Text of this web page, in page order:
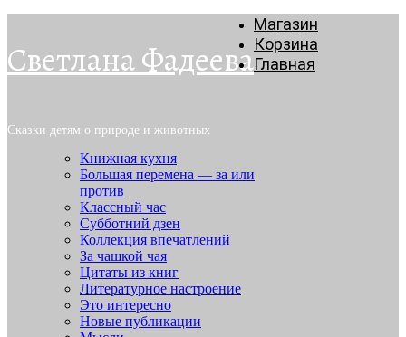
Светлана Фадеева
Сказки детям о природе и животных
Магазин
Корзина
Главная
Книжная кухня
Большая перемена — за или
против
Классный час
Субботний дзен
Коллекция впечатлений
За чашкой чая
Цитаты из книг
Литературное настроение
Это интересно
Новые публикации